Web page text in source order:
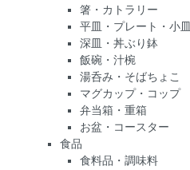
箸・カトラリー
平皿・プレート・小皿
深皿・丼ぶり鉢
飯碗・汁椀
湯呑み・そばちょこ
マグカップ・コップ
弁当箱・重箱
お盆・コースター
食品
食料品・調味料